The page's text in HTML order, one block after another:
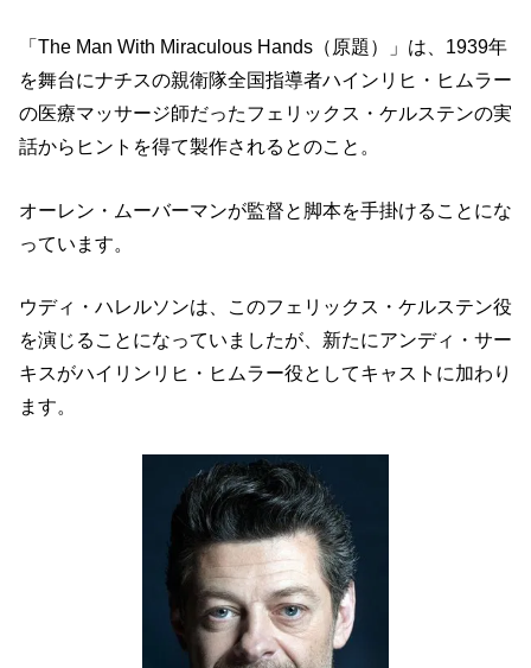
「The Man With Miraculous Hands（原題）」は、1939年
を舞台にナチスの親衛隊全国指導者ハインリヒ・ヒムラー
の医療マッサージ師だったフェリックス・ケルステンの実
話からヒントを得て製作されるとのこと。
オーレン・ムーバーマンが監督と脚本を手掛けることにな
っています。
ウディ・ハレルソンは、このフェリックス・ケルステン役
を演じることになっていましたが、新たにアンディ・サー
キスがハイリンリヒ・ヒムラー役としてキャストに加わり
ます。